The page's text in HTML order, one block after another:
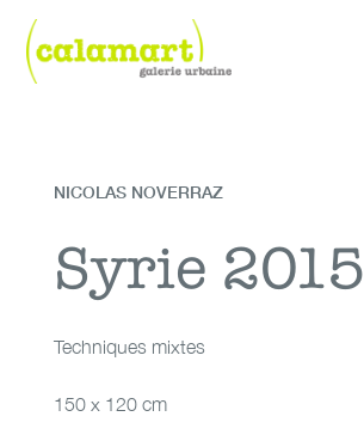
content
Techniques
mixtes
Syrie 2015
NICOLAS NOVERRAZ
Syrie 2015
Techniques mixtes
150 x 120 cm